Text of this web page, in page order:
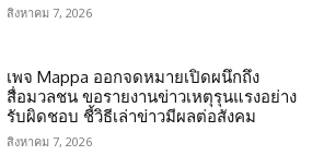
สิงหาคม 7, 2026
เพจ Mappa ออกจดหมายเปิดผนึกถึง
สื่อมวลชน ขอรายงานข่าวเหตุรุนแรงอย่าง
รับผิดชอบ ชี้วิธีเล่าข่าวมีผลต่อสังคม
สิงหาคม 7, 2026